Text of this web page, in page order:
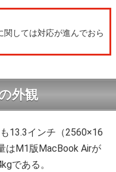
関しては対応が進んでおら
外観
13.3インチ（2560×16
はM1版MacBook Airが
である。